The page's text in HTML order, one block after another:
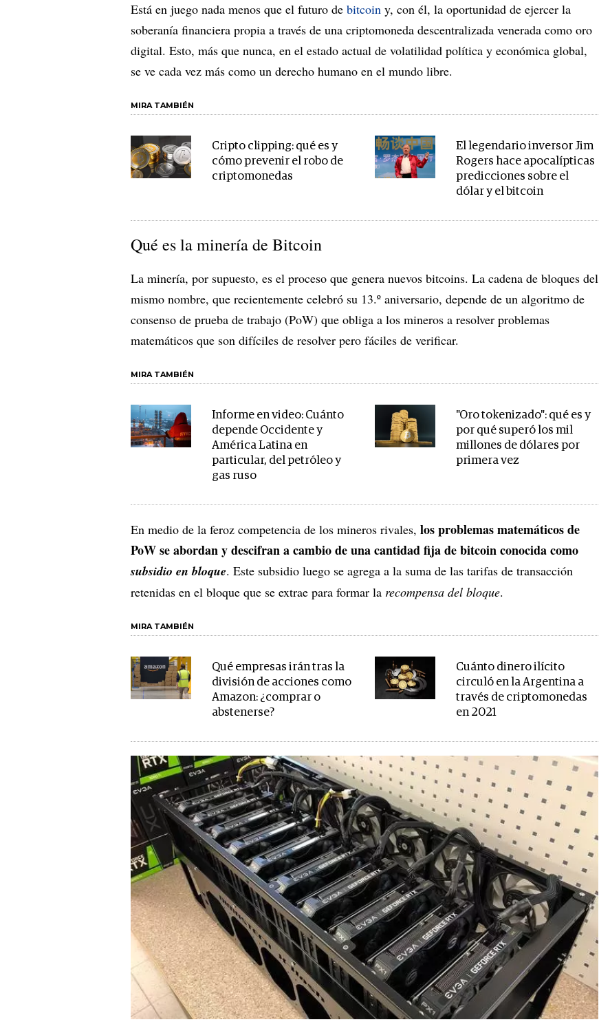
Está en juego nada menos que el futuro de bitcoin y, con él, la oportunidad de ejercer la
soberanía financiera propia a través de una criptomoneda descentralizada venerada como oro
digital. Esto, más que nunca, en el estado actual de volatilidad política y económica global,
se ve cada vez más como un derecho humano en el mundo libre.
MIRA TAMBIÉN
Cripto clipping: qué es y
cómo prevenir el robo de
criptomonedas
El legendario inversor Jim
Rogers hace apocalípticas
predicciones sobre el
dólar y el bitcoin
Qué es la minería de Bitcoin
La minería, por supuesto, es el proceso que genera nuevos bitcoins. La cadena de bloques del
mismo nombre, que recientemente celebró su 13.º aniversario, depende de un algoritmo de
consenso de prueba de trabajo (PoW) que obliga a los mineros a resolver problemas
matemáticos que son difíciles de resolver pero fáciles de verificar.
MIRA TAMBIÉN
Informe en video: Cuánto
depende Occidente y
América Latina en
particular, del petróleo y
gas ruso
"Oro tokenizado": qué es y
por qué superó los mil
millones de dólares por
primera vez
En medio de la feroz competencia de los mineros rivales, los problemas matemáticos de
PoW se abordan y descifran a cambio de una cantidad fija de bitcoin conocida como
subsidio en bloque. Este subsidio luego se agrega a la suma de las tarifas de transacción
retenidas en el bloque que se extrae para formar la recompensa del bloque.
MIRA TAMBIÉN
Qué empresas irán tras la
división de acciones como
Amazon: ¿comprar o
abstenerse?
Cuánto dinero ilícito
circuló en la Argentina a
través de criptomonedas
en 2021